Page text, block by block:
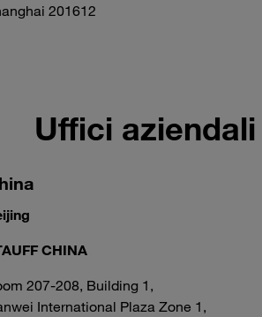
201612
Uffici aziendali
CHINA
207-208, Building 1,
International Plaza Zone 1,